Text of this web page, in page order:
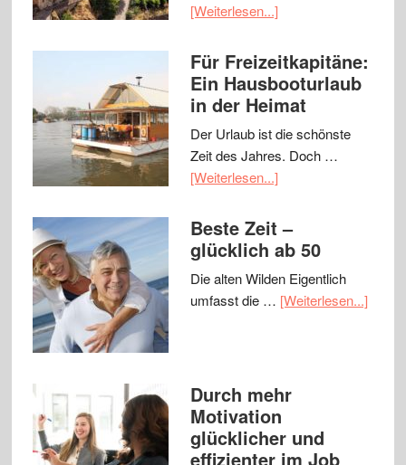
[Weiterlesen...]
Für Freizeitkapitäne:
Ein Hausbooturlaub
in der Heimat
Der Urlaub ist die schönste
Zeit des Jahres. Doch …
[Weiterlesen...]
Beste Zeit –
glücklich ab 50
Die alten Wilden Eigentlich
umfasst die … [Weiterlesen...]
Durch mehr
Motivation
glücklicher und
effizienter im Job